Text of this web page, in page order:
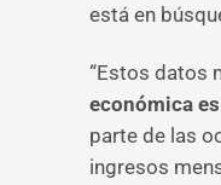
está en
“Estos datos
económica es
parte de las
ingresos